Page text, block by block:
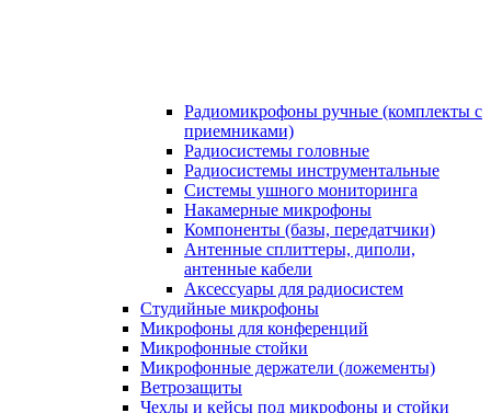
Радиомикрофоны ручные (комплекты с
приемниками)
Радиосистемы головные
Радиосистемы инструментальные
Системы ушного мониторинга
Накамерные микрофоны
Компоненты (базы, передатчики)
Антенные сплиттеры, диполи,
антенные кабели
Аксесcуары для радиосистем
Студийные микрофоны
Микрофоны для конференций
Микрофонные стойки
Микрофонные держатели (ложементы)
Ветрозащиты
Чехлы и кейсы под микрофоны и стойки